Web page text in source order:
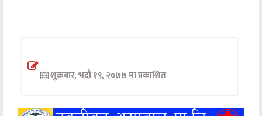
अन्तर्वार्ता
खेलकुद
शुक्रबार, भदौ १९, २०७७ मा प्रकाशित